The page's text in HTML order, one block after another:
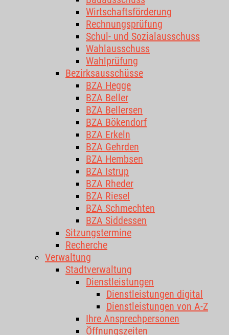
Wirtschaftsförderung
Rechnungsprüfung
Schul- und Sozialausschuss
Wahlausschuss
Wahlprüfung
Bezirksausschüsse
BZA Hegge
BZA Beller
BZA Bellersen
BZA Bökendorf
BZA Erkeln
BZA Gehrden
BZA Hembsen
BZA Istrup
BZA Rheder
BZA Riesel
BZA Schmechten
BZA Siddessen
Sitzungstermine
Recherche
Verwaltung
Stadtverwaltung
Dienstleistungen
Dienstleistungen digital
Dienstleistungen von A-Z
Ihre Ansprechpersonen
Öffnungszeiten